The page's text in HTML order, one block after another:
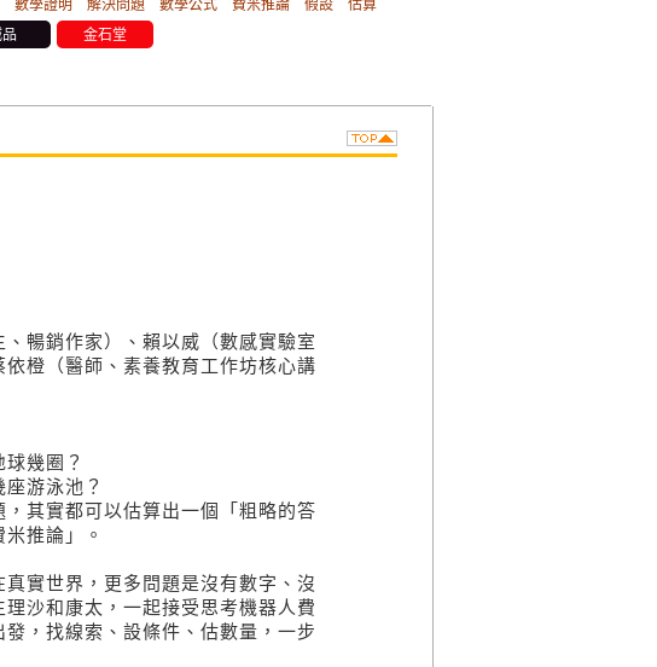
數學證明 解決問題 數學公式 費米推論 假設
估算
金石堂
暢銷作家）、賴以威（數感實驗室
橙（醫師、素養教育工作坊核心講
幾圈？
游泳池？
其實都可以估算出一個「粗略的答
推論」。
實世界，更多問題是沒有數字、沒
沙和康太，一起接受思考機器人費
，找線索、設條件、估數量，一步